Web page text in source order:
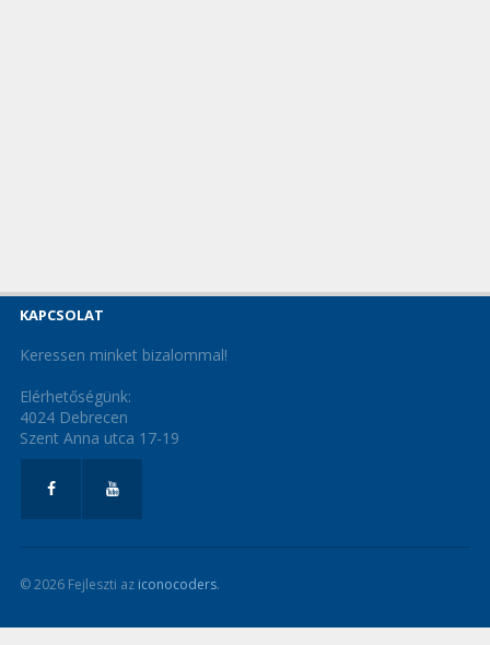
KAPCSOLAT
Keressen minket bizalommal!
Elérhetőségünk:
4024 Debrecen
Szent Anna utca 17-19
© 2026 Fejleszti az iconocoders.